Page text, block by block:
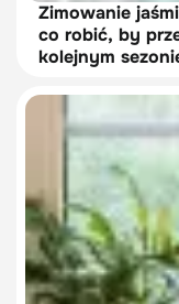
Zimowanie
co robić, by
kolejnym